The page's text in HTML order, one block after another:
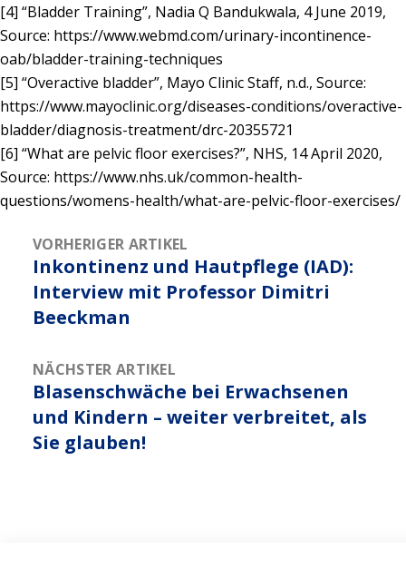
[4] “Bladder Training”, Nadia Q Bandukwala, 4 June 2019,
Source: https://www.webmd.com/urinary-incontinence-
oab/bladder-training-techniques
[5] “Overactive bladder”, Mayo Clinic Staff, n.d., Source:
https://www.mayoclinic.org/diseases-conditions/overactive-
bladder/diagnosis-treatment/drc-20355721
[6] “What are pelvic floor exercises?”, NHS, 14 April 2020,
Source: https://www.nhs.uk/common-health-
questions/womens-health/what-are-pelvic-floor-exercises/
VORHERIGER ARTIKEL
Inkontinenz und Hautpflege (IAD):
Interview mit Professor Dimitri
Beeckman
NÄCHSTER ARTIKEL
Blasenschwäche bei Erwachsenen
und Kindern – weiter verbreitet, als
Sie glauben!